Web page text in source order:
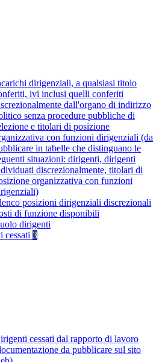
dirigenziali, a qualsiasi titolo
ivi inclusi quelli conferiti
dall'organo di indirizzo
senza procedure pubbliche di
e titolari di posizione
con funzioni dirigenziali (da
in tabelle che distinguano le
situazioni: dirigenti, dirigenti
discrezionalmente, titolari di
organizzativa con funzioni
posizioni dirigenziali discrezionali
di funzione disponibili
dirigenti
cessati 3
cessati dal rapporto di lavoro
da pubblicare sul sito